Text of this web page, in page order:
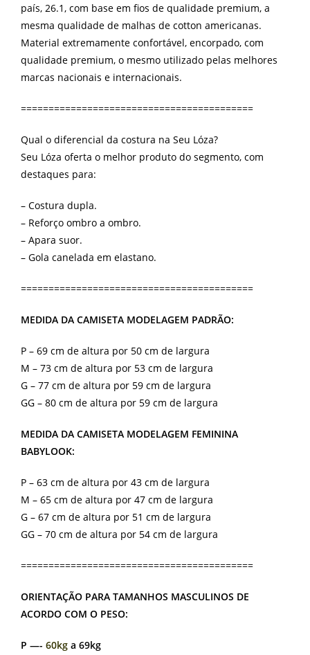
país, 26.1, com base em fios de qualidade premium, a
mesma qualidade de malhas de cotton americanas.
Material extremamente confortável, encorpado, com
qualidade premium, o mesmo utilizado pelas melhores
marcas nacionais e internacionais.
==========================================
Qual o diferencial da costura na Seu Lóza?
Seu Lóza oferta o melhor produto do segmento, com
destaques para:
– Costura dupla.
– Reforço ombro a ombro.
– Apara suor.
– Gola canelada em elastano.
==========================================
MEDIDA DA CAMISETA MODELAGEM PADRÃO:
P – 69 cm de altura por 50 cm de largura
M – 73 cm de altura por 53 cm de largura
G – 77 cm de altura por 59 cm de largura
GG – 80 cm de altura por 59 cm de largura
MEDIDA DA CAMISETA MODELAGEM FEMININA
BABYLOOK:
P – 63 cm de altura por 43 cm de largura
M – 65 cm de altura por 47 cm de largura
G – 67 cm de altura por 51 cm de largura
GG – 70 cm de altura por 54 cm de largura
==========================================
ORIENTAÇÃO PARA TAMANHOS MASCULINOS DE
ACORDO COM O PESO:
P —- 60kg a 69kg